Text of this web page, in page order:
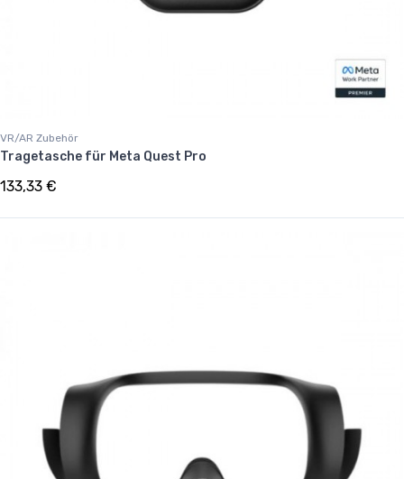
VR/AR Zubehör
Tragetasche für Meta Quest Pro
133,33 €